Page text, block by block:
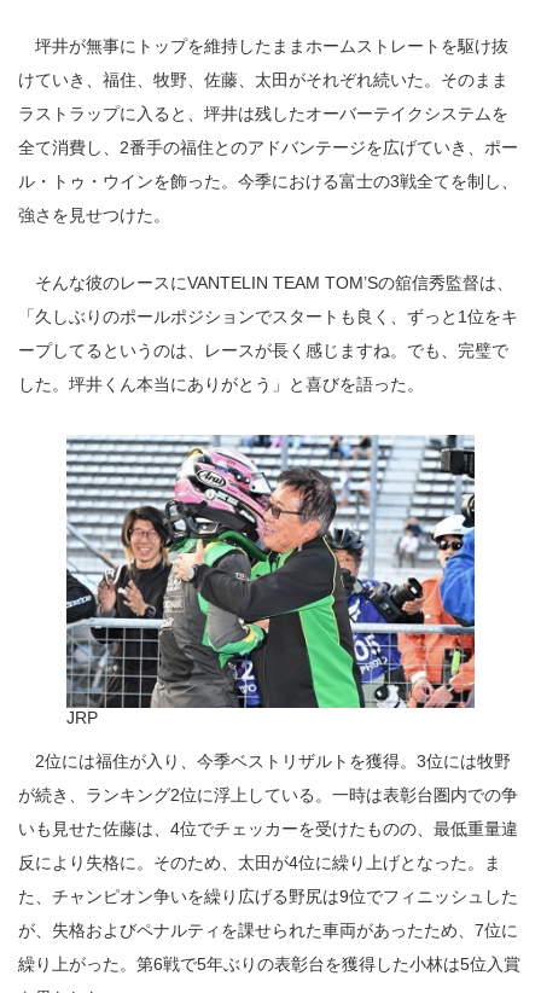
坪井が無事にトップを維持したままホームストレートを駆け抜
けていき、福住、牧野、佐藤、太田がそれぞれ続いた。そのまま
ラストラップに入ると、坪井は残したオーバーテイクシステムを
全て消費し、2番手の福住とのアドバンテージを広げていき、ポー
ル・トゥ・ウインを飾った。今季における富士の3戦全てを制し、
強さを見せつけた。
そんな彼のレースにVANTELIN TEAM TOM’Sの舘信秀監督は、
「久しぶりのポールポジションでスタートも良く、ずっと1位をキ
ープしてるというのは、レースが長く感じますね。でも、完璧で
した。坪井くん本当にありがとう」と喜びを語った。
JRP
2位には福住が入り、今季ベストリザルトを獲得。3位には牧野
が続き、ランキング2位に浮上している。一時は表彰台圏内での争
いも見せた佐藤は、4位でチェッカーを受けたものの、最低重量違
反により失格に。そのため、太田が4位に繰り上げとなった。ま
た、チャンピオン争いを繰り広げる野尻は9位でフィニッシュした
が、失格およびペナルティを課せられた車両があったため、7位に
繰り上がった。第6戦で5年ぶりの表彰台を獲得した小林は5位入賞